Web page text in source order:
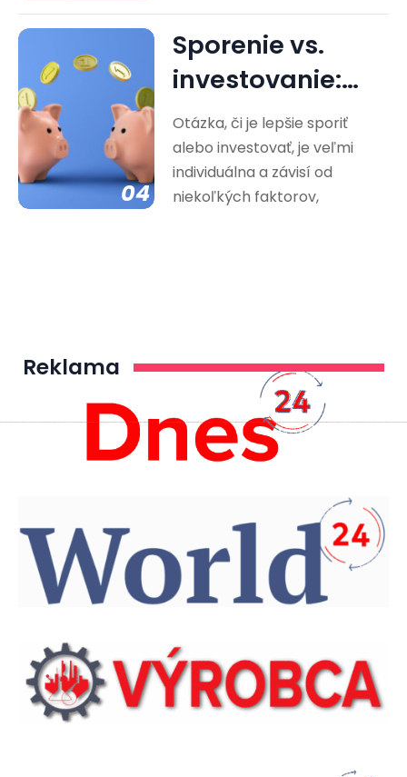
04
Sporenie vs.
investovanie:
Ktorá cesta je
pre vás…
Otázka, či je lepšie sporiť
alebo investovať, je veľmi
individuálna a závisí od
niekoľkých faktorov,
Reklama